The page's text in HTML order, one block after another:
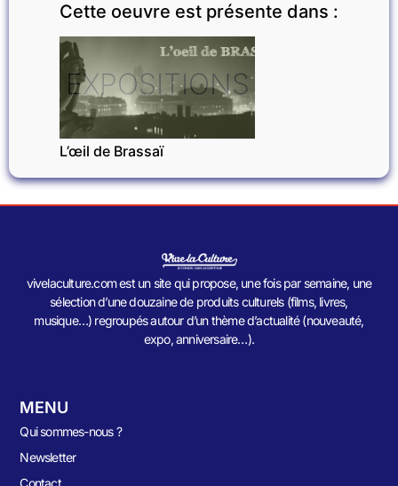
Cette oeuvre est présente dans :
EXPOSITIONS
L’œil de Brassaï
vivelaculture.com est un site qui propose, une fois par semaine, une
sélection d’une douzaine de produits culturels (films, livres,
musique…) regroupés autour d’un thème d’actualité (nouveauté,
expo, anniversaire…).
MENU
Qui sommes-nous ?
Newsletter
Contact